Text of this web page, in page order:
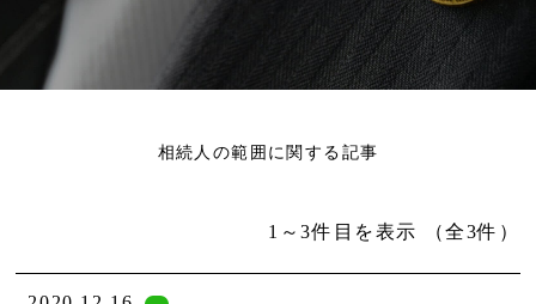
相続人の範囲に関する記事
1～3件目を表示 （全3件）